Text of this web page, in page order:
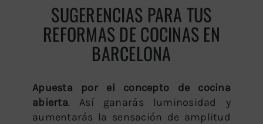
SUGERENCIAS PARA TUS
REFORMAS DE COCINAS EN
BARCELONA
Apuesta por el concepto de cocina
abierta. Así ganarás luminosidad y
aumentarás la sensación de amplitud